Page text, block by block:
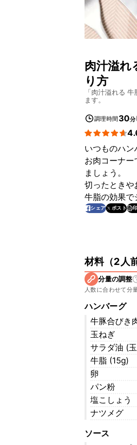
肉汁溢れ
り方
「肉汁溢れる 牛
ます。
調理時間 30分
いつものハン
お肉コーナ
ましょう。
切ったときや
牛脂の効果で
シェア ポスト
材料（2人
分量の調整
人数に合わせて分
ハンバーグ
牛豚合びき
玉ねぎ
サラダ油 (
牛脂 (15g)
卵
パン粉
塩こしょう
ナツメグ
ソース